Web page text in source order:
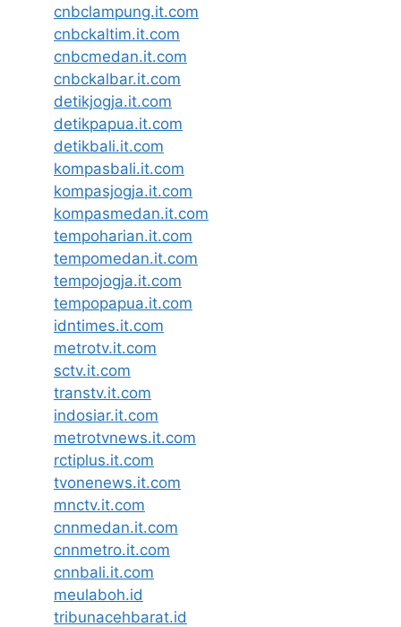
cnbclampung.it.com
cnbckaltim.it.com
cnbcmedan.it.com
cnbckalbar.it.com
detikjogja.it.com
detikpapua.it.com
detikbali.it.com
kompasbali.it.com
kompasjogja.it.com
kompasmedan.it.com
tempoharian.it.com
tempomedan.it.com
tempojogja.it.com
tempopapua.it.com
idntimes.it.com
metrotv.it.com
sctv.it.com
transtv.it.com
indosiar.it.com
metrotvnews.it.com
rctiplus.it.com
tvonenews.it.com
mnctv.it.com
cnnmedan.it.com
cnnmetro.it.com
cnnbali.it.com
meulaboh.id
tribunacehbarat.id